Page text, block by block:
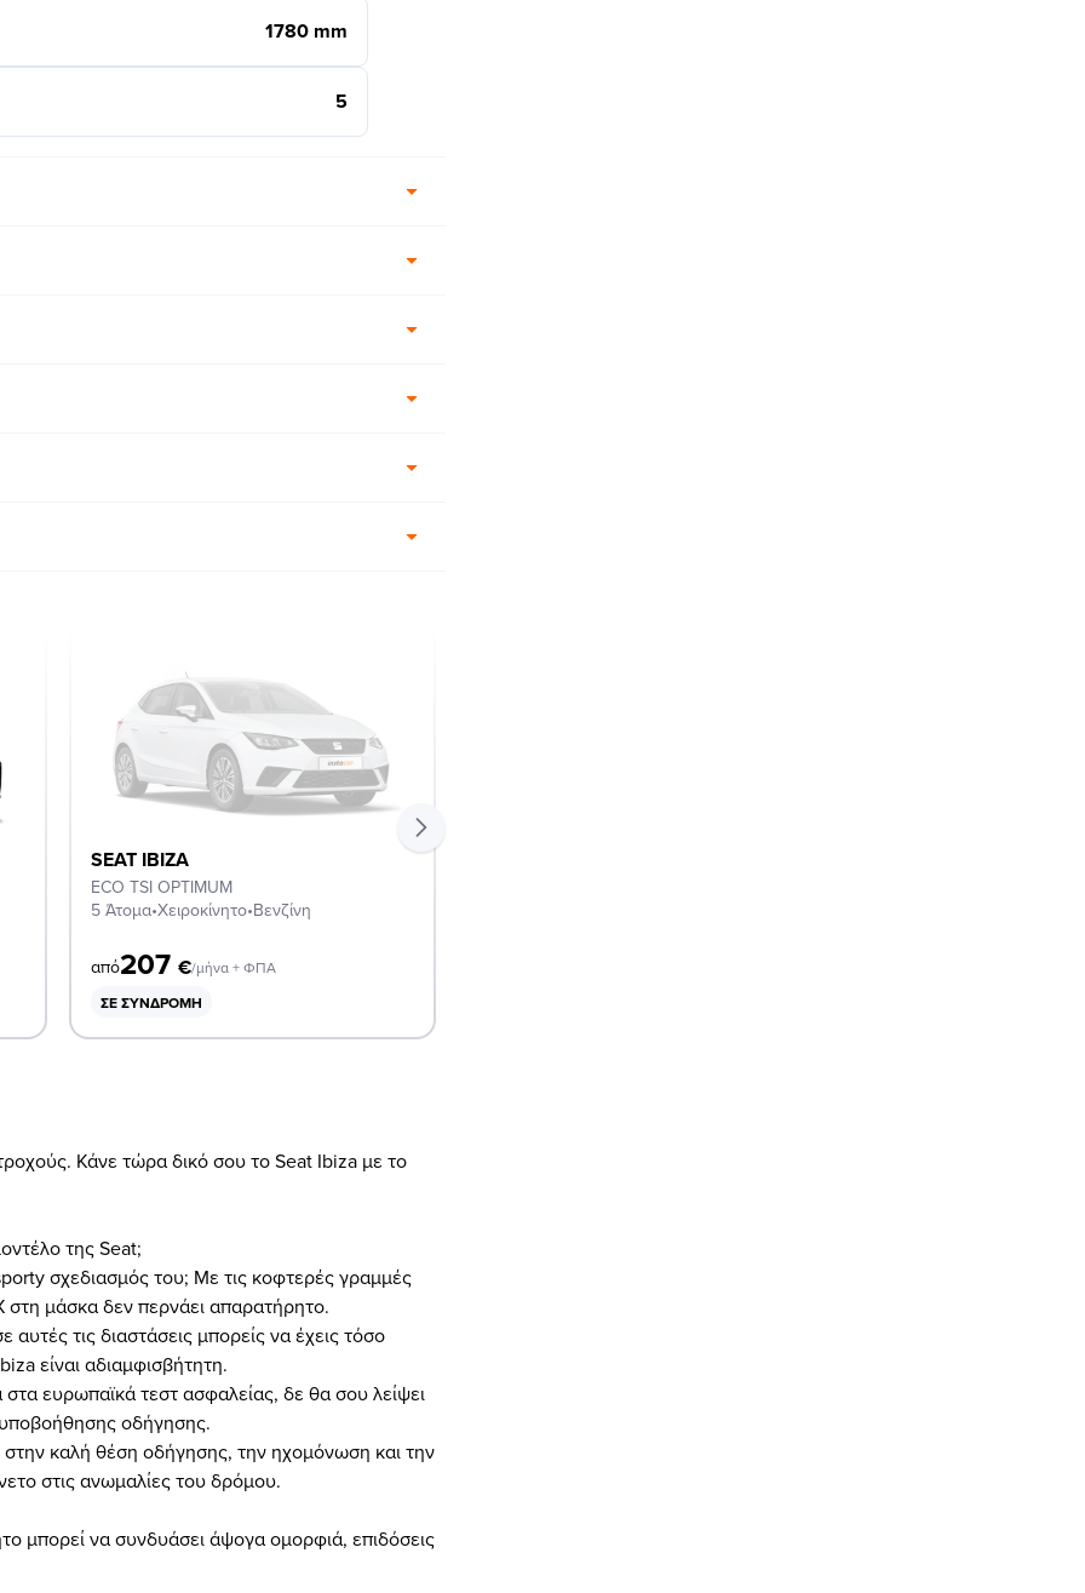
1780 mm
5
SEAT IBIZA
ECO TSI OPTIMUM
5 Άτομα•Χειροκίνητο•Βενζίνη
από207 €/μήνα + ΦΠΑ
ΣΕ ΣΥΝΔΡΟΜΉ
Κάνε τώρα δικό σου το Seat Ibiza με το
της Seat;
σχεδιασμός του; Με τις κοφτερές γραμμές
στη μάσκα δεν περνάει απαρατήρητο.
αυτές τις διαστάσεις μπορείς να έχεις τόσο
είναι αδιαμφισβήτητη.
ευρωπαϊκά τεστ ασφαλείας, δε θα σου λείψει
οδήγησης.
στην καλή θέση οδήγησης, την ηχομόνωση και την
στις ανωμαλίες του δρόμου.
μπορεί να συνδυάσει άψογα ομορφιά, επιδόσεις